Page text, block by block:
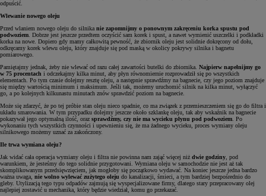
odpuścić.
Wlewanie nowego oleju
Przed wlaniem nowego oleju do silnika nie zapomnijmy o ponownym zakręceniu korka spustu pod
podwoziem. Dobrze jest jeszcze przedtem oczyścić sam korek i spust, a nawet wymienić uszczelki i podkładki
korka na nowe. Dopiero gdy mamy całkowitą pewność, że zbiornik oleju jest solidnie dokręcony od dołu,
odkręcamy korek wlewu oleju, który znajduje się pod maską w okolicy pokrywy silnika i bagnetu
pomiarowego.
Pamiętajmy jednak, żeby nie wlewać od razu całej zawartości butelki do zbiornika. Najpierw napełnijmy go
w 75 procentach i odczekajmy kilka minut, aby płyn równomiernie rozprowadził się po wszystkich
elementach. Po tym czasie dolejmy resztę oleju, a następnie sprawdźmy na bagnecie, czy jego poziom znajduje
się między wartością minimum i maksimum. Jeśli tak, możemy uruchomić silnik na kilka minut, wyłączyć
go, a po kolejnych kilkunastu minutach znów sprawdzić poziom na bagnecie.
Może się zdarzyć, że po tej próbie stan oleju nieco spadnie, co ma związek z przemieszczeniem się go do filtra i
układu smarowania. W tym przypadku dolejmy jeszcze około szklankę oleju, tak aby wskaźnik na bagnecie
pokazywał jego optymalną ilość, oraz sprawdźmy, czy nie ma wycieku płynu pod podwoziem. Po
wykonaniu tych wszystkich czynności i upewnieniu się, że ma żadnego wycieku, proces wymiany oleju
silnikowego możemy uznać za zakończony.
Ile trwa wymiana oleju?
Jak widać cała operacja wymiany oleju i filtra nie powinna nam zająć więcej niż dwie godziny, pod
warunkiem, że jesteśmy do tego solidnie przygotowani. Wymiana oleju w samochodzie nie jest aż tak
skomplikowanym przedsięwzięciem, jak mogłoby się początkowo wydawać. Na koniec jeszcze jedna bardzo
ważna uwaga, nie wolno wylewać zużytego oleju do kanalizacji, śmieci, a tym bardziej bezpośrednio do
gleby. Utylizacją tego typu odpadów zajmują się wyspecjalizowane firmy, dlatego stary przepracowany olej
najlepiej zostawić u mechanika, który będzie wiedział, komu go przekazać.